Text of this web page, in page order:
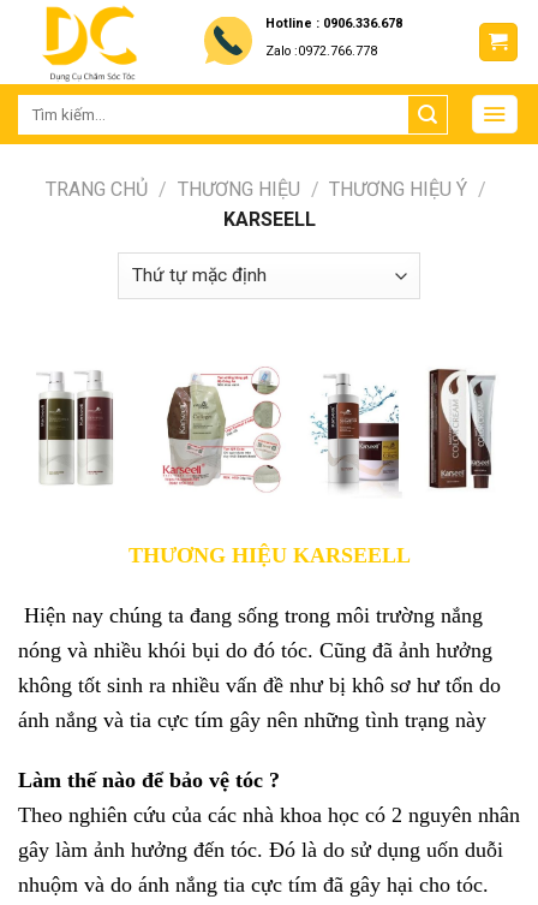
content
Hotline : 0906.336.678
Zalo :0972.766.778
TRANG CHỦ / THƯƠNG HIỆU / THƯƠNG HIỆU Ý /
KARSEELL
THƯƠNG HIỆU KARSEELL
Hiện nay chúng ta đang sống trong môi trường nắng
nóng và nhiều khói bụi do đó tóc. Cũng đã ảnh hưởng
không tốt sinh ra nhiều vấn đề như bị khô sơ hư tổn do
ánh nắng và tia cực tím gây nên những tình trạng này
Làm thế nào để bảo vệ tóc ?
Theo nghiên cứu của các nhà khoa học có 2 nguyên nhân
gây làm ảnh hưởng đến tóc. Đó là do sử dụng uốn duỗi
nhuộm và do ánh nắng tia cực tím đã gây hại cho tóc.